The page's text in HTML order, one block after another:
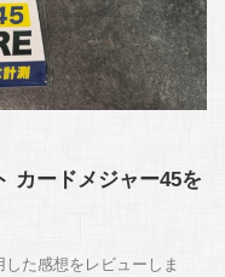
カードメジャー45を
た感想をレビューしま